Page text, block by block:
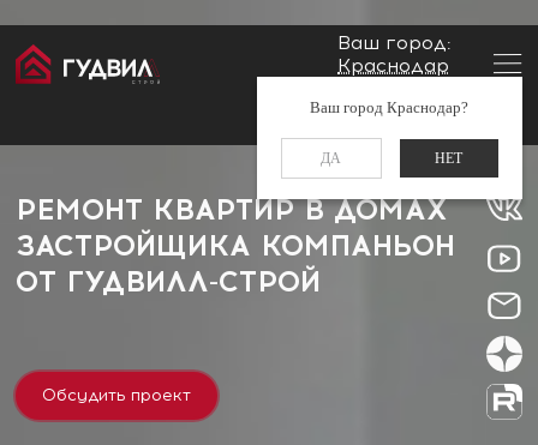
Ваш город:
Краснодар
Ваш город Краснодар?
ДА НЕТ
Заказать звонок
Главная Застройщики
РЕМОНТ КВАРТИР В ДОМАХ
ЗАСТРОЙЩИКА КОМПАНЬОН
ОТ ГУДВИЛЛ-СТРОЙ
Обсудить проект